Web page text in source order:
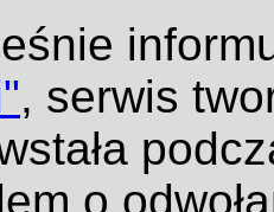
, serwis
o